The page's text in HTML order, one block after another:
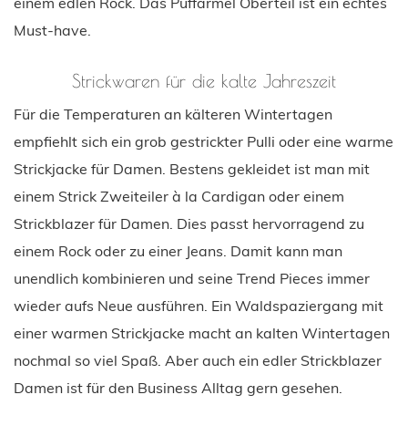
Must-have.
Strickwaren für die kalte Jahreszeit
Für die Temperaturen an kälteren Wintertagen
empfiehlt sich ein grob gestrickter Pulli oder eine warme
Strickjacke für Damen. Bestens gekleidet ist man mit
einem Strick Zweiteiler à la Cardigan oder einem
Strickblazer für Damen. Dies passt hervorragend zu
einem Rock oder zu einer Jeans. Damit kann man
unendlich kombinieren und seine Trend Pieces immer
wieder aufs Neue ausführen. Ein Waldspaziergang mit
einer warmen Strickjacke macht an kalten Wintertagen
nochmal so viel Spaß. Aber auch ein edler Strickblazer
Damen ist für den Business Alltag gern gesehen.